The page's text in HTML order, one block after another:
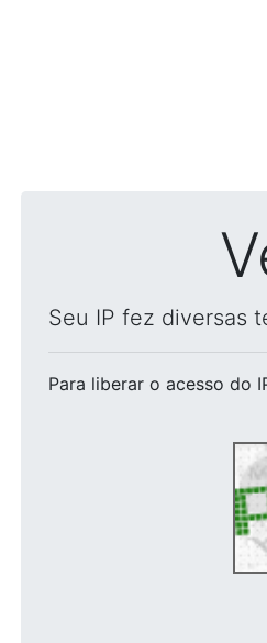
Seu IP fez diversas
Para liberar o acesso do